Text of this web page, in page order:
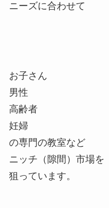
ニーズに合わせて
お子さん
男性
高齢者
妊婦
の専門の教室など
ニッチ（隙間）市場を
狙っています。